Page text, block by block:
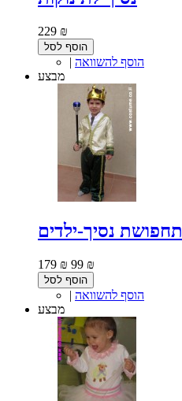
229 ₪
הוסף לסל
| הוסף להשוואה
מבצע
תחפושת נסיך-ילדים
179 ₪ 99 ₪
הוסף לסל
| הוסף להשוואה
מבצע